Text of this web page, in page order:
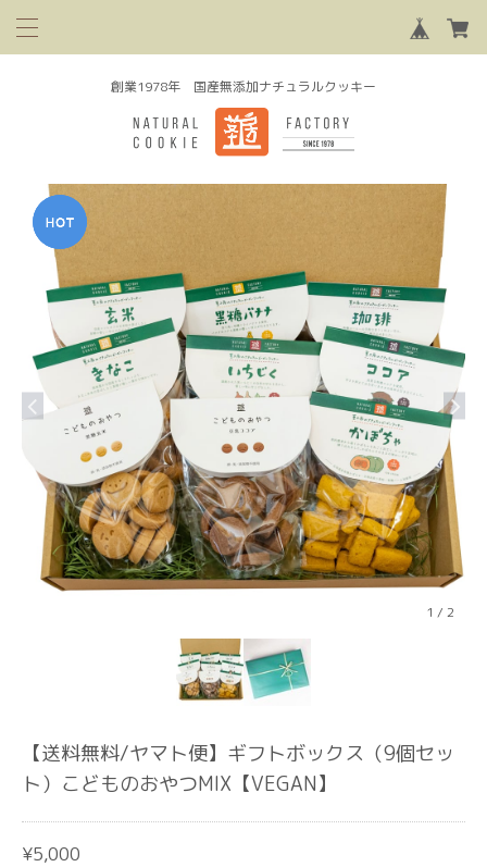
創業1978年 国産無添加ナチュラルクッキー
1 / 2
【送料無料/ヤマト便】ギフトボックス（9個セッ
ト）こどものおやつMIX【VEGAN】
¥5,000